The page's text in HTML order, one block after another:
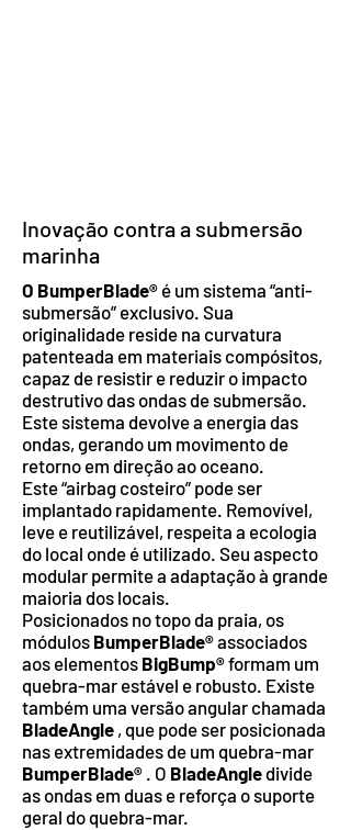
Inovação contra a submersão
marinha
O BumperBlade® é um sistema “anti-
submersão” exclusivo. Sua
originalidade reside na curvatura
patenteada em materiais compósitos,
capaz de resistir e reduzir o impacto
destrutivo das ondas de submersão.
Este sistema devolve a energia das
ondas, gerando um movimento de
retorno em direção ao oceano.
Este “airbag costeiro” pode ser
implantado rapidamente. Removível,
leve e reutilizável, respeita a ecologia
do local onde é utilizado. Seu aspecto
modular permite a adaptação à grande
maioria dos locais.
Posicionados no topo da praia, os
módulos BumperBlade®associados
aos elementos BigBump®formam um
quebra-mar estável e robusto. Existe
também uma versão angular chamada
BladeAngle , que pode ser posicionada
nas extremidades de um quebra-mar
BumperBlade® . O BladeAngledivide
as ondas em duas e reforça o suporte
geral do quebra-mar.